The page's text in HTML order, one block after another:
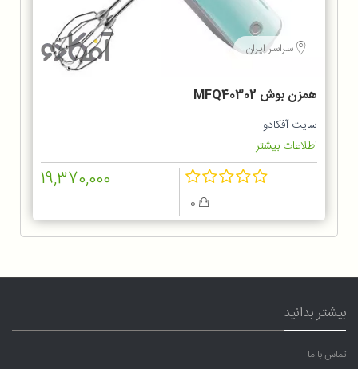
سراسر ایران
همزن بوش MFQ40302
سایت آفکادو
اطلاعات بیشتر...
19,370,000
بیشتر بدانید
تماس با ما